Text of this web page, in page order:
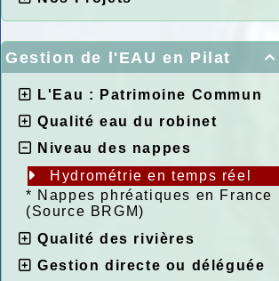

Gestion de l'EAU en Pilat
L'Eau : Patrimoine Commun
Qualité eau du robinet
Niveau des nappes
Hydrométrie en temps réel
* Nappes phréatiques en France
(Source BRGM)
Qualité des rivières
Gestion directe ou déléguée